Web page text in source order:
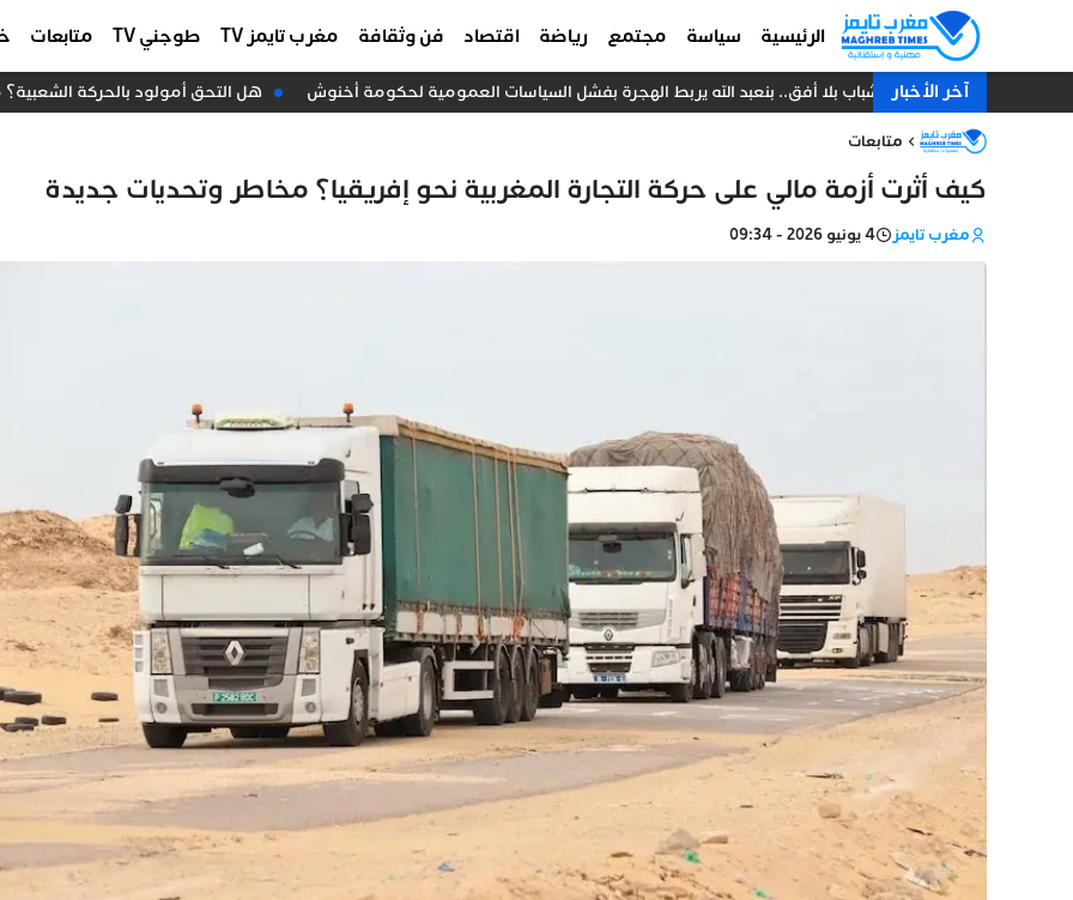
الرئيسية سياسة مجتمع رياضة اقتصاد فن وثقافة مغرب تايمز TV طوجني TV متابعات
آخر الأخبار شباب بلا أفق.. بنعبد الله يربط الهجرة بفشل السياسات العمومية لحكومة أخنوش هل التحق أمولود بالحركة
متابعات
كيف أثرت أزمة مالي على حركة التجارة المغربية نحو إفريقيا؟ مخاطر وتحديات جديدة
مغرب تايمز 4 يونيو 2026 - 09:34